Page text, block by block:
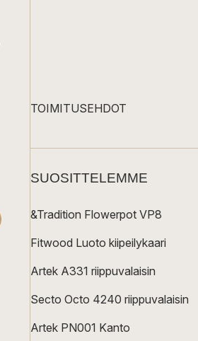
TOIMITUSEHDOT
SUOSITTELEMME
&Tradition Flowerpot VP8
Fitwood Luoto kiipeilykaari
Artek A331 riippuvalaisin
Secto Octo 4240 riippuvalaisin
Artek PN001 Kanto